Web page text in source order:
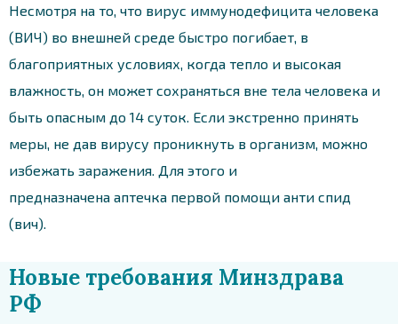
Несмотря на то, что вирус иммунодефицита человека
(ВИЧ) во внешней среде быстро погибает, в
благоприятных условиях, когда тепло и высокая
влажность, он может сохраняться вне тела человека и
быть опасным до 14 суток. Если экстренно принять
меры, не дав вирусу проникнуть в организм, можно
избежать заражения. Для этого и
предназначена аптечка первой помощи анти спид
(вич).
Новые требования Минздрава
РФ